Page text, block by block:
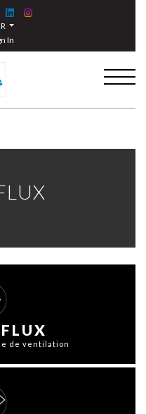
In
de ventilation